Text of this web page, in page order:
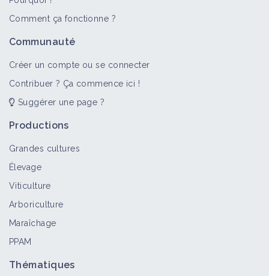
Comment ça fonctionne ?
Communauté
Créer un compte ou se connecter
Contribuer ? Ça commence ici !
Suggérer une page ?
Productions
Grandes cultures
Élevage
Viticulture
Arboriculture
Maraîchage
PPAM
Thématiques